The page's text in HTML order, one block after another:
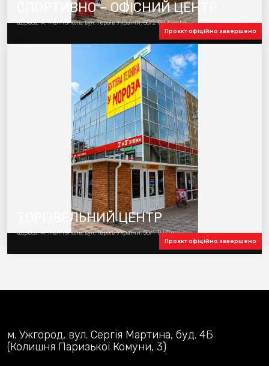
Проєкт офіційно завершено
СПОРТИВНО – ОФІСНИЙ ЦЕНТР
адреса: м. Мелітополь, вул. Героїв України, 50/2 ТЦ Zumba
Проєкт офіційно завершено
ТОРГІВЕЛЬНИЙ ЦЕНТР
адреса: м. Мелітополь, вул. Героїв України, 50/1 ТЦ Фенікс
м. Ужгород, вул. Сергія Мартина, буд. 4Б
(Колишня Паризької Комуни, 3)